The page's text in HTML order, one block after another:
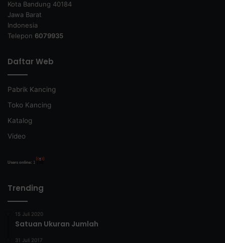
Kota Bandung 40184
Jawa Barat
Indonesia
Telepon 6079935
Daftar Web
Pabrik Kancing
Toko Kancing
Katalog
Video
Users online: 1
Trending
15 Juli 2020
Satuan Ukuran Jumlah
31 Juli 2017